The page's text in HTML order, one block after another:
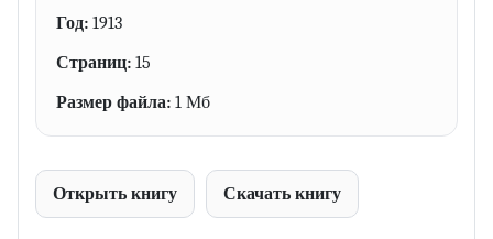
Год: 1913
Страниц: 15
Размер файла: 1 Мб
Открыть книгу Скачать книгу